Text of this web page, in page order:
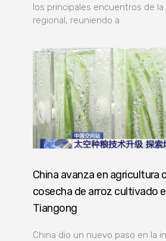
los principales encuentros de la
regional, reuniendo a
China avanza en agricultura
cosecha de arroz cultivado
Tiangong
China dio un nuevo paso en la